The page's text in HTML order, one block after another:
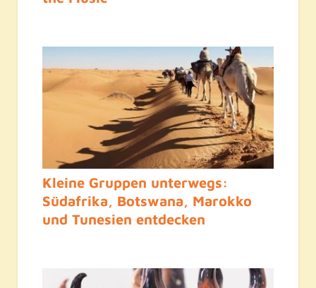
Kleine Gruppen unterwegs:
Südafrika, Botswana, Marokko
und Tunesien entdecken